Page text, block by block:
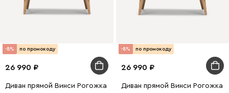
-8% по промокоду
26 990
Диван прямой Винси Рогожка Молочный
-8% по промокоду
26 990
Диван прямой Винси Рогожка